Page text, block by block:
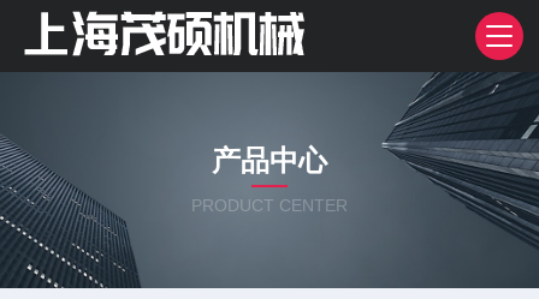
产品中心
PRODUCT CENTER